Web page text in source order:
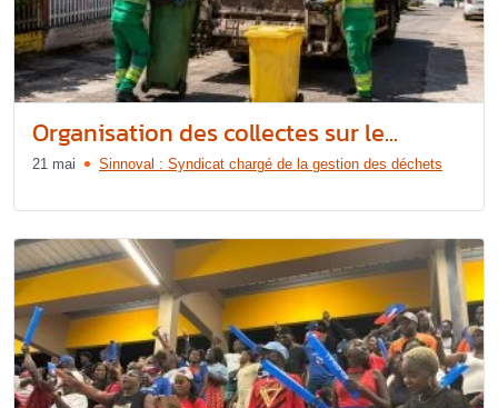
Organisation des collectes sur le...
21 mai Sinnoval : Syndicat chargé de la gestion des déchets